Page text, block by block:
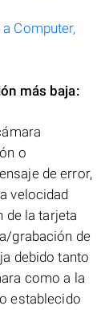
Computer,
más baja:
o
de error,
velocidad
de la tarjeta
grabación de
debido tanto
como a la
establecido